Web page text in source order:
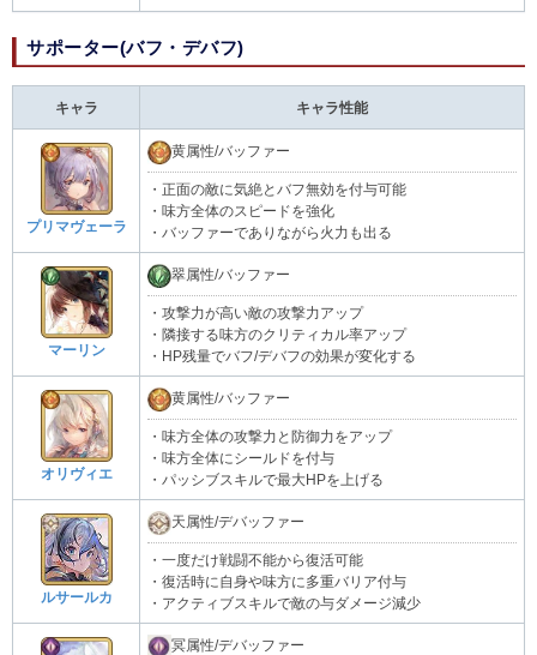
サポーター(バフ・デバフ)
キャラ キャラ性能
プリマヴェーラ
黄属性/バッファー
・正面の敵に気絶とバフ無効を付与可能
・味方全体のスピードを強化
・バッファーでありながら火力も出る
マーリン
翠属性/バッファー
・攻撃力が高い敵の攻撃力アップ
・隣接する味方のクリティカル率アップ
・HP残量でバフ/デバフの効果が変化する
オリヴィエ
黄属性/バッファー
・味方全体の攻撃力と防御力をアップ
・味方全体にシールドを付与
・パッシブスキルで最大HPを上げる
ルサールカ
天属性/デバッファー
・一度だけ戦闘不能から復活可能
・復活時に自身や味方に多重バリア付与
・アクティブスキルで敵の与ダメージ減少
冥属性/デバッファー